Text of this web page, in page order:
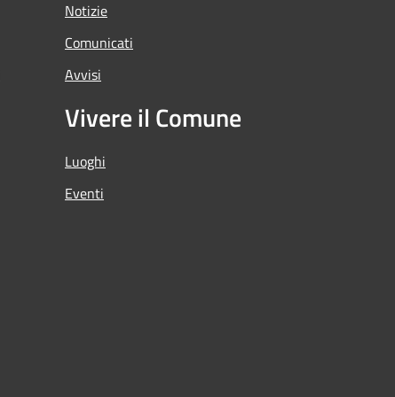
Notizie
Comunicati
Avvisi
Vivere il Comune
Luoghi
Eventi